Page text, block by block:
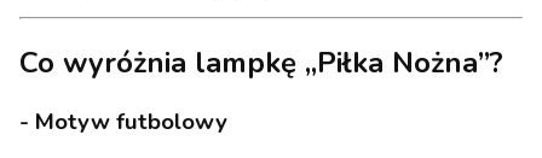
Co wyróżnia lampkę „Piłka Nożna”?
- Motyw futbolowy